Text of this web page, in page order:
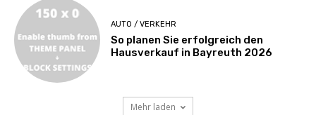
AUTO / VERKEHR
So planen Sie erfolgreich den
Hausverkauf in Bayreuth 2026
Mehr laden